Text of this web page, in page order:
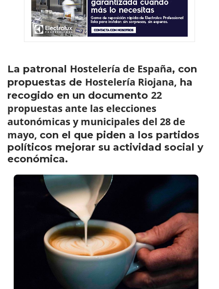
La patronal Hostelería de España, con
propuestas de Hostelería Riojana, ha
recogido en un documento 22
propuestas ante las elecciones
autonómicas y municipales del 28 de
mayo, con el que piden a los partidos
políticos mejorar su actividad social y
económica.